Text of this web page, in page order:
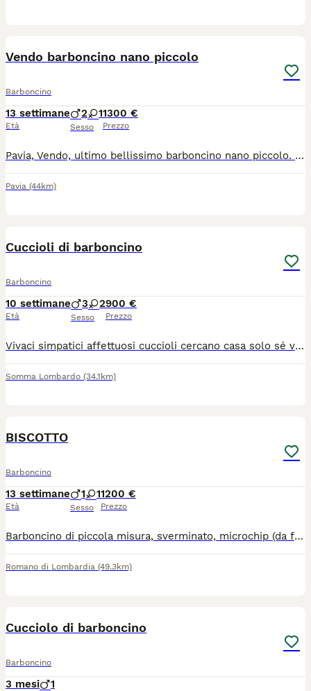
Vendo barboncino nano piccolo
Barboncino
13 settimane
Età
2 1
Sesso
1300 €
Prezzo
Pavia, Vendo, ultimo bellissimo barboncino nano piccolo. Non ha il pedegree. Ha effettuato controlli e vaccini. Disponibile a fine mese di luglio.
Pavia (44km)
Cuccioli di barboncino
Barboncino
10 settimane
Età
3 2
Sesso
900 €
Prezzo
Vivaci simpatici affettuosi cuccioli cercano casa solo sé veramente interessati e amanti della razza
Somma Lombardo (34.1km)
BISCOTTO
Barboncino
13 settimane
Età
1 1
Sesso
1200 €
Prezzo
Barboncino di piccola misura, sverminato, microchip (da fare passaggio di proprietà compreso nel prezzo), 3 vaccinazioni obbligatorie e svezzato mangia già le crocchette, abituato alla traversina
Romano di Lombardia (49.3km)
Cucciolo di barboncino
Barboncino
3 mesi 1